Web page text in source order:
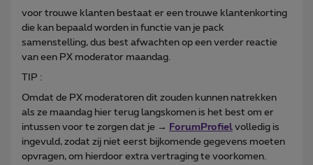
voor trouwe klanten bestaat er een trouwe klantenkorting
die kan bepaald worden in functie van je pack
samenstelling, dus best afwachten op een verder reactie
van een PX moderator maandag.
TIP :
Omdat de PX moderatoren dit zouden kunnen natrekken
als ze maandag hier terug langskomen is het best om er
intussen voor te zorgen dat je →
ForumProfiel volledig is
ingevuld, zodat zij niet eerst bijkomende gegevens moeten
opvragen, om hierdoor extra vertraging te voorkomen.